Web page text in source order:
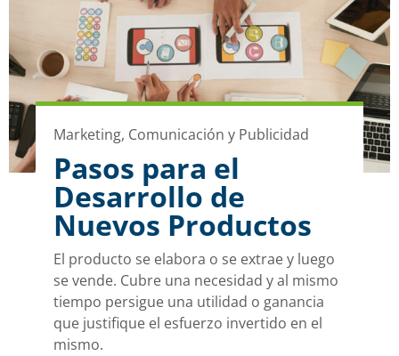
Marketing, Comunicación y Publicidad
Pasos para el
Desarrollo de
Nuevos Productos
El producto se elabora o se extrae y luego
se vende. Cubre una necesidad y al mismo
tiempo persigue una utilidad o ganancia
que justifique el esfuerzo invertido en el
mismo.